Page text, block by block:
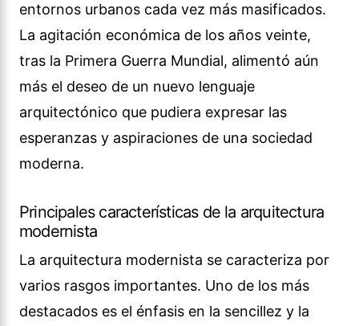
entornos urbanos cada vez más masificados.
La agitación económica de los años veinte,
tras la Primera Guerra Mundial, alimentó aún
más el deseo de un nuevo lenguaje
arquitectónico que pudiera expresar las
esperanzas y aspiraciones de una sociedad
moderna.
Principales características de la arquitectura
modernista
La arquitectura modernista se caracteriza por
varios rasgos importantes. Uno de los más
destacados es el énfasis en la sencillez y la